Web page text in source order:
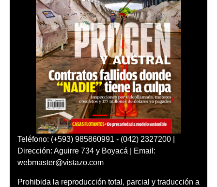
Teléfono: (+593) 985860991 - (042) 2327200 |
Dirección: Aguirre 734 y Boyacá | Email:
webmaster@vistazo.com
Prohibida la reproducción total, parcial y traducción a